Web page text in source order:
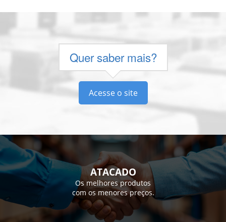
Quer saber mais?
Acesse o site
ATACADO
Os melhores produtos
com os menores preços.